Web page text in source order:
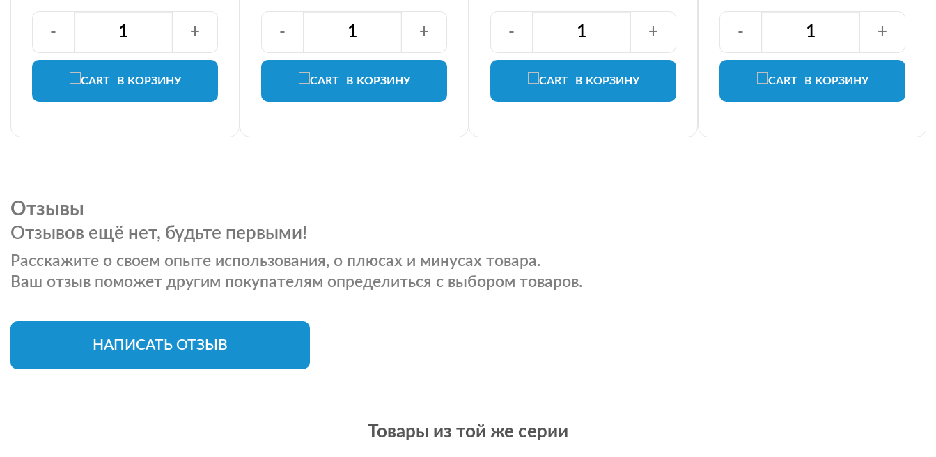
В КОРЗИНУ
- +
В КОРЗИНУ
- +
В КОРЗИНУ
- +
В КОРЗИНУ
- +
Отзывы
Отзывов ещё нет, будьте первыми!
Расскажите о своем опыте использования, о плюсах и минусах товара.
Ваш отзыв поможет другим покупателям определиться с выбором товаров.
НАПИСАТЬ ОТЗЫВ
Товары из той же серии